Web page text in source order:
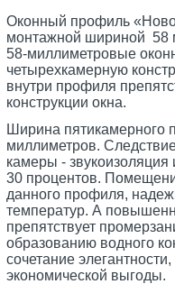
Оконный профиль
монтажной шириной 58
58-миллиметровые
четырехкамерную
внутри профиля
конструкции окна.
Ширина пятикамерного
миллиметров.
камеры - звукоизоляция
30 процентов.
данного профиля,
температур. А
препятствует
образованию водного
сочетание
экономической выгоды.